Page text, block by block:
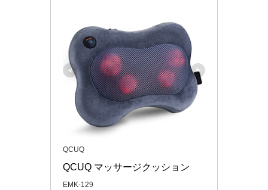
QCUQ
QCUQ マッサージクッション
EMK-129